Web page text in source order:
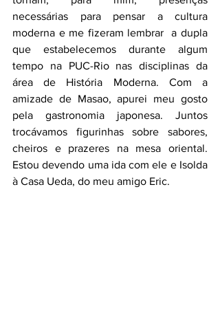
necessárias para pensar a cultura
moderna e me fizeram lembrar  a dupla
que estabelecemos durante algum
tempo na PUC-Rio nas disciplinas da
área de História Moderna. Com a
amizade de Masao, apurei meu gosto
pela gastronomia japonesa. Juntos
trocávamos figurinhas sobre sabores,
cheiros e prazeres na mesa oriental.
Estou devendo uma ida com ele e Isolda
à Casa Ueda, do meu amigo Eric.